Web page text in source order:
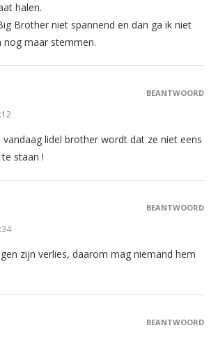
halen.
Brother niet spannend en dan ga ik niet
nog maar stemmen.
lidel brother wordt dat ze niet eens
staan !
BEANTWOORD
zijn verlies, daarom mag niemand hem
BEANTWOORD
BEANTWOORD